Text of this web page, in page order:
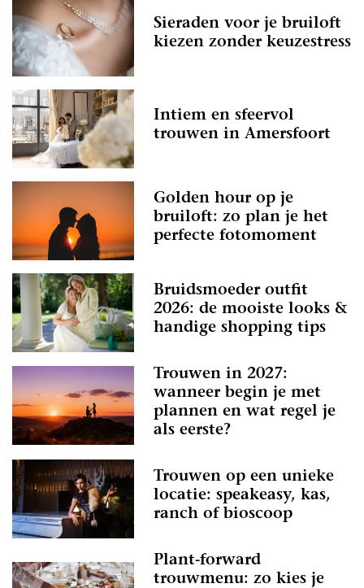
Sieraden voor je bruiloft
kiezen zonder keuzestress
Intiem en sfeervol
trouwen in Amersfoort
Golden hour op je
bruiloft: zo plan je het
perfecte fotomoment
Bruidsmoeder outfit
2026: de mooiste looks &
handige shopping tips
Trouwen in 2027:
wanneer begin je met
plannen en wat regel je
als eerste?
Trouwen op een unieke
locatie: speakeasy, kas,
ranch of bioscoop
Plant-forward
trouwmenu: zo kies je